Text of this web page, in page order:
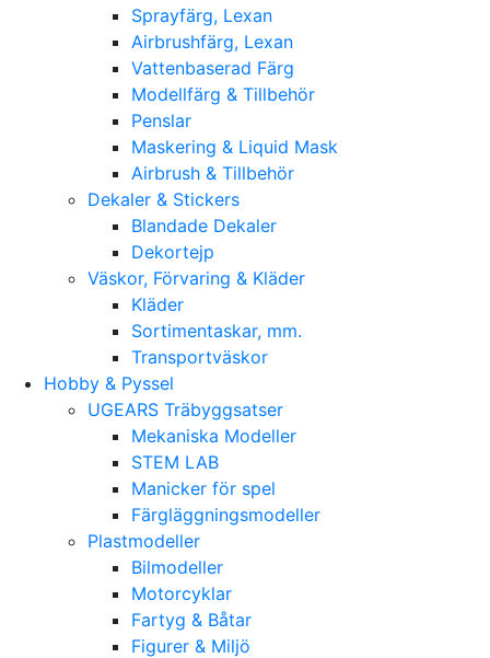
Sprayfärg, Lexan
Airbrushfärg, Lexan
Vattenbaserad Färg
Modellfärg & Tillbehör
Penslar
Maskering & Liquid Mask
Airbrush & Tillbehör
Dekaler & Stickers
Blandade Dekaler
Dekortejp
Väskor, Förvaring & Kläder
Kläder
Sortimentaskar, mm.
Transportväskor
Hobby & Pyssel
UGEARS Träbyggsatser
Mekaniska Modeller
STEM LAB
Manicker för spel
Färgläggningsmodeller
Plastmodeller
Bilmodeller
Motorcyklar
Fartyg & Båtar
Figurer & Miljö